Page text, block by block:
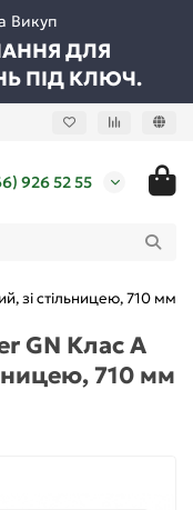
Викуп
ДЛЯ
ПІД КЛЮЧ.
926 52 55
зі стільницею, 710 мм
GN Клас A
710 мм